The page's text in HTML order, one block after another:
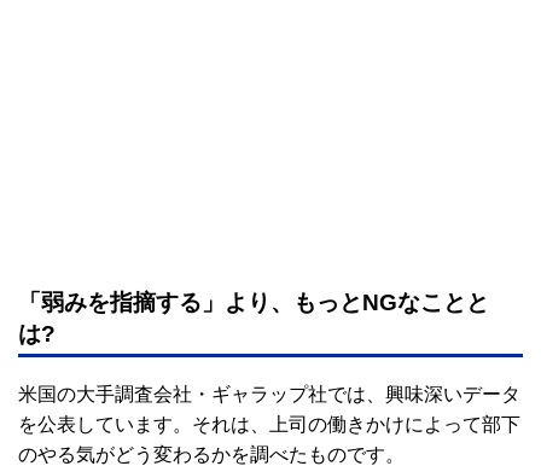
「弱みを指摘する」より、もっとNGなことと
は?
米国の大手調査会社・ギャラップ社では、興味深いデータ
を公表しています。それは、上司の働きかけによって部下
のやる気がどう変わるかを調べたものです。